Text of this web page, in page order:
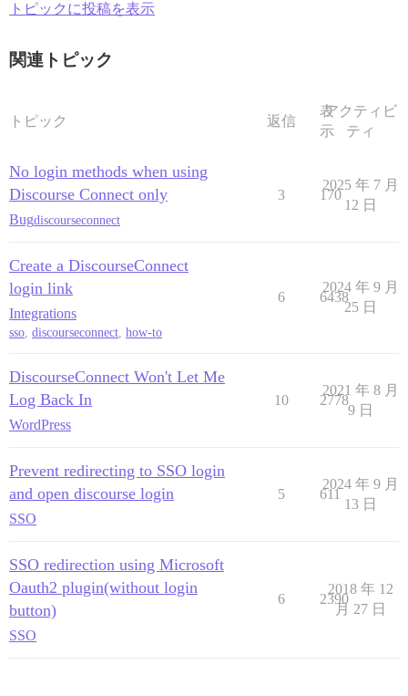
トピックに投稿を表示
関連トピック
トピック 返信
表
示
アクティビ
ティ
No login methods when using
Discourse Connect only
Bugdiscourseconnect
3 170
2025 年 7 月
12 日
Create a DiscourseConnect
login link
Integrations
sso, discourseconnect, how-to
6 6438
2024 年 9 月
25 日
DiscourseConnect Won't Let Me
Log Back In
WordPress
10 2778
2021 年 8 月
9 日
Prevent redirecting to SSO login
and open discourse login
SSO
5 611
2024 年 9 月
13 日
SSO redirection using Microsoft
Oauth2 plugin(without login
button)
SSO
6 2390
2018 年 12
月 27 日